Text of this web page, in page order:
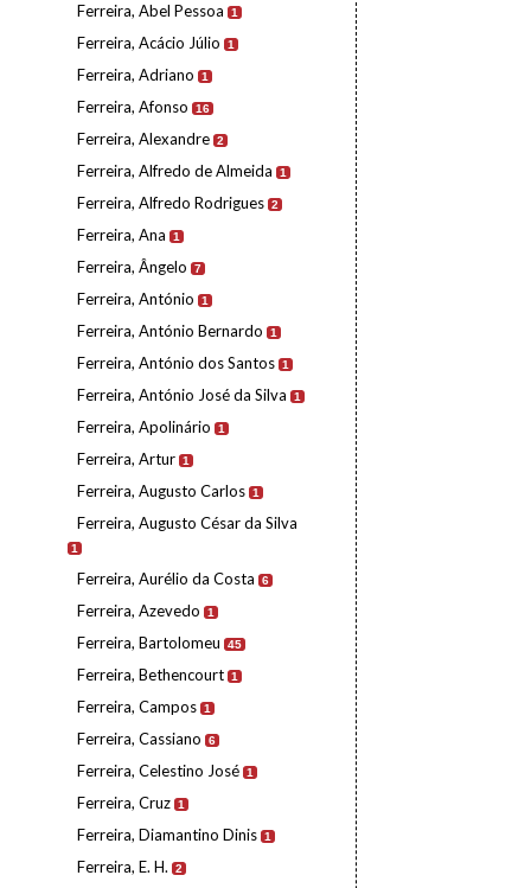
Ferreira, Abel Pessoa 1
Ferreira, Acácio Júlio 1
Ferreira, Adriano 1
Ferreira, Afonso 16
Ferreira, Alexandre 2
Ferreira, Alfredo de Almeida 1
Ferreira, Alfredo Rodrigues 2
Ferreira, Ana 1
Ferreira, Ângelo 7
Ferreira, António 1
Ferreira, António Bernardo 1
Ferreira, António dos Santos 1
Ferreira, António José da Silva 1
Ferreira, Apolinário 1
Ferreira, Artur 1
Ferreira, Augusto Carlos 1
Ferreira, Augusto César da Silva
1
Ferreira, Aurélio da Costa 6
Ferreira, Azevedo 1
Ferreira, Bartolomeu 45
Ferreira, Bethencourt 1
Ferreira, Campos 1
Ferreira, Cassiano 6
Ferreira, Celestino José 1
Ferreira, Cruz 1
Ferreira, Diamantino Dinis 1
Ferreira, E. H. 2